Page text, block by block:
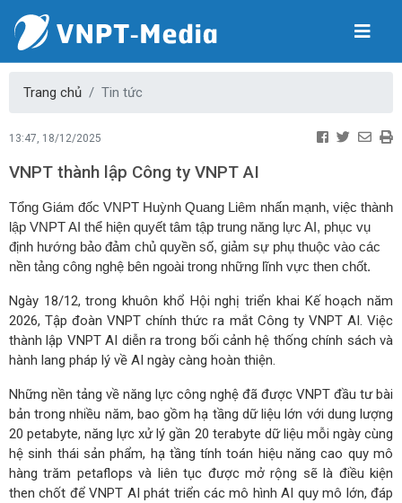
Trang chủ Tin tức
13:47, 18/12/2025
VNPT thành lập Công ty VNPT AI
Tổng Giám đốc VNPT Huỳnh Quang Liêm nhấn mạnh, việc thành
lập VNPT AI thể hiện quyết tâm tập trung năng lực AI, phục vụ
định hướng bảo đảm chủ quyền số, giảm sự phụ thuộc vào các
nền tảng công nghệ bên ngoài trong những lĩnh vực then chốt.
Ngày 18/12, trong khuôn khổ Hội nghị triển khai Kế hoạch năm
2026, Tập đoàn VNPT chính thức ra mắt Công ty VNPT AI. Việc
thành lập VNPT AI diễn ra trong bối cảnh hệ thống chính sách và
hành lang pháp lý về AI ngày càng hoàn thiện.
Những nền tảng về năng lực công nghệ đã được VNPT đầu tư bài
bản trong nhiều năm, bao gồm hạ tầng dữ liệu lớn với dung lượng
20 petabyte, năng lực xử lý gần 20 terabyte dữ liệu mỗi ngày cùng
hệ sinh thái sản phẩm, hạ tầng tính toán hiệu năng cao quy mô
hàng trăm petaflops và liên tục được mở rộng sẽ là điều kiện
then chốt để VNPT AI phát triển các mô hình AI quy mô lớn, đáp